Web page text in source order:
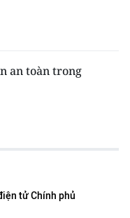
an toàn trong
tử Chính phủ